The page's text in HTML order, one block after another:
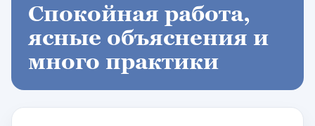
Спокойная работа,
ясные объяснения и
много практики